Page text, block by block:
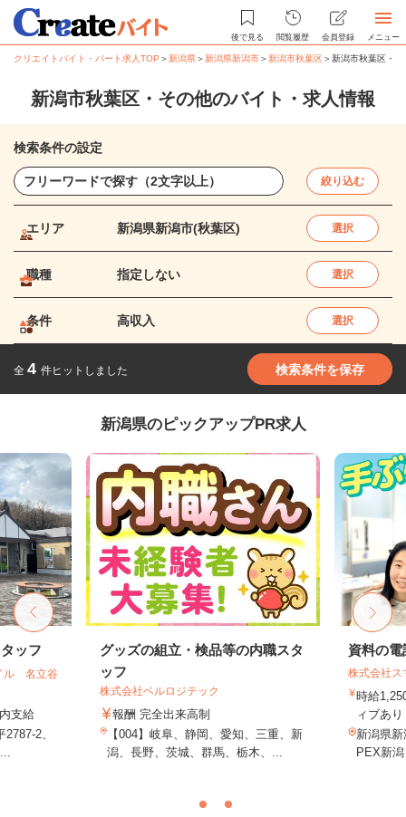
後で見る 閲覧履歴 会員登録 メニュー
クリエイトバイト・パート求人TOP ＞新潟県＞新潟県新潟市＞新潟市秋葉区＞新潟市秋葉区・
新潟市秋葉区・その他のバイト・求人情報
検索条件の設定
絞り込む
エリア 新潟県新潟市(秋葉区) 選択
職種 指定しない 選択
条件 高収入 選択
全 4 件ヒットしました 検索条件を保存
新潟県のピックアップPR求人
ッフ
ル 名立谷
支給
2、
グッズの組立・検品等の内職スタ
ッフ
株式会社ベルロジテック
報酬 完全出来高制
【004】岐阜、静岡、愛知、三重、新
潟、長野、茨城、群馬、栃木、...
資料の
株式会社ス
時給
ィブあ
新潟県
PEX新